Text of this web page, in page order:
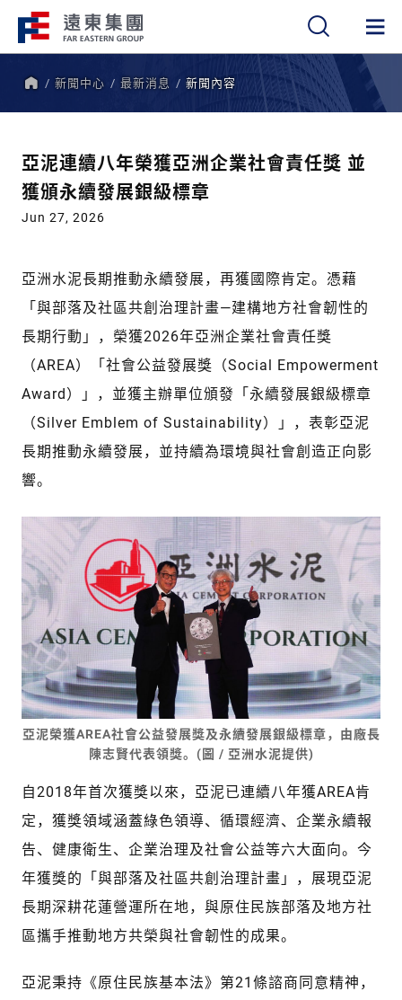
新聞中心 最新消息 新聞內容
亞泥連續八年榮獲亞洲企業社會責任獎 並
獲頒永續發展銀級標章
Jun 27, 2026
亞洲水泥長期推動永續發展，再獲國際肯定。憑藉
「與部落及社區共創治理計畫—建構地方社會韌性的
長期行動」，榮獲2026年亞洲企業社會責任獎
（AREA）「社會公益發展獎（Social Empowerment
Award）」，並獲主辦單位頒發「永續發展銀級標章
（Silver Emblem of Sustainability）」，表彰亞泥
長期推動永續發展，並持續為環境與社會創造正向影
響。
亞泥榮獲AREA社會公益發展獎及永續發展銀級標章，由廠長
陳志賢代表領獎。(圖 / 亞洲水泥提供)
自2018年首次獲獎以來，亞泥已連續八年獲AREA肯
定，獲獎領域涵蓋綠色領導、循環經濟、企業永續報
告、健康衛生、企業治理及社會公益等六大面向。今
年獲獎的「與部落及社區共創治理計畫」，展現亞泥
長期深耕花蓮營運所在地，與原住民族部落及地方社
區攜手推動地方共榮與社會韌性的成果。
亞泥秉持《原住民族基本法》第21條諮商同意精神，